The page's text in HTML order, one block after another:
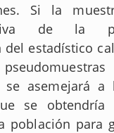
Si la
de la
del estadístico
se asemejará a
se
población para